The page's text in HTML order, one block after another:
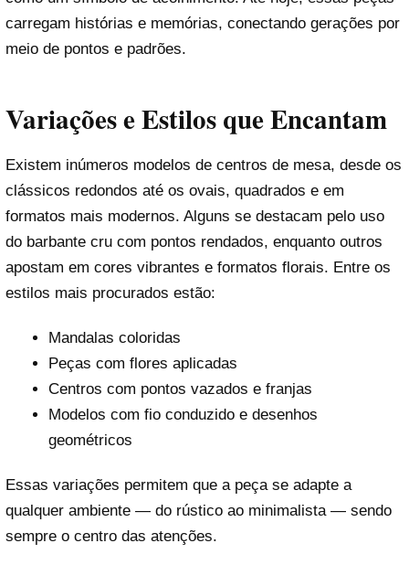
carregam histórias e memórias, conectando gerações por
meio de pontos e padrões.
Variações e Estilos que Encantam
Existem inúmeros modelos de centros de mesa, desde os
clássicos redondos até os ovais, quadrados e em
formatos mais modernos. Alguns se destacam pelo uso
do barbante cru com pontos rendados, enquanto outros
apostam em cores vibrantes e formatos florais. Entre os
estilos mais procurados estão:
Mandalas coloridas
Peças com flores aplicadas
Centros com pontos vazados e franjas
Modelos com fio conduzido e desenhos
geométricos
Essas variações permitem que a peça se adapte a
qualquer ambiente — do rústico ao minimalista — sendo
sempre o centro das atenções.